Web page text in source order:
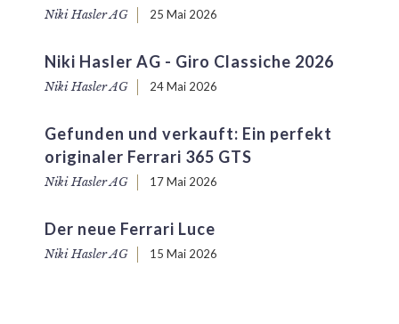
Niki Hasler AG 25 Mai 2026
Niki Hasler AG - Giro Classiche 2026
Niki Hasler AG 24 Mai 2026
Gefunden und verkauft: Ein perfekt
originaler Ferrari 365 GTS
Niki Hasler AG 17 Mai 2026
Der neue Ferrari Luce
Niki Hasler AG 15 Mai 2026